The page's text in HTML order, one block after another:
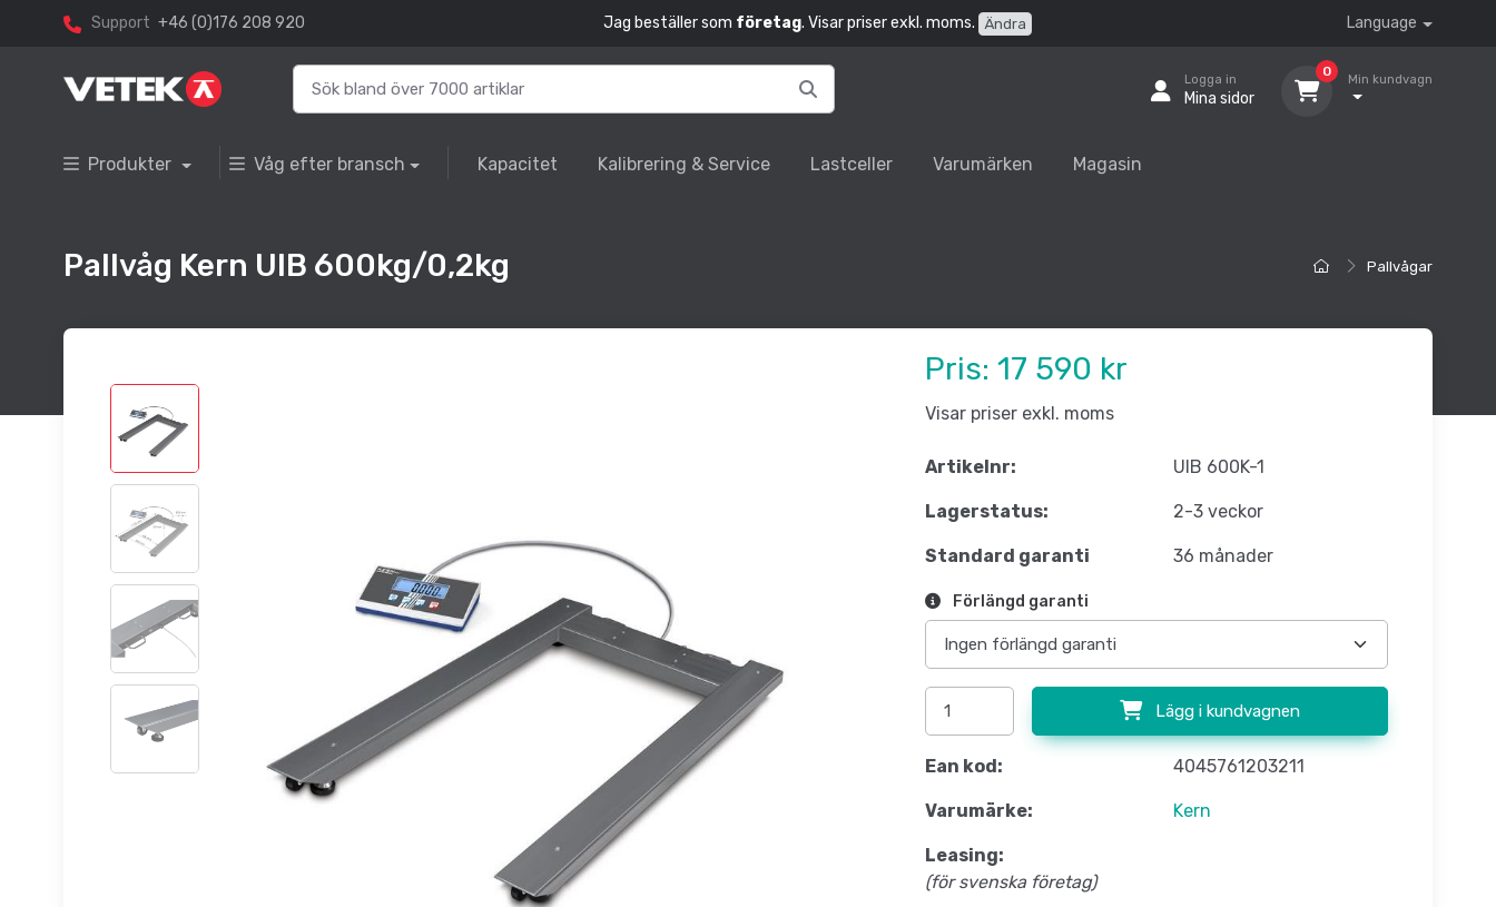
Support +46 (0)176 208 920 Jag beställer som företag. Visar priser exkl. moms. Ändra Language
Logga in
Mina sidor
0
Min kundvagn
Produkter Våg efter bransch Kapacitet Kalibrering & Service Lastceller Varumärken Magasin
Pallvågar
Pallvåg Kern UIB 600kg/0,2kg
Pris: 17 590 kr
Visar priser exkl. moms
Artikelnr: UIB 600K-1
Lagerstatus: 2-3 veckor
Standard garanti 36 månader
Förlängd garanti
Lägg i kundvagnen
Ean kod: 4045761203211
Varumärke: Kern
Leasing:
(för svenska företag)